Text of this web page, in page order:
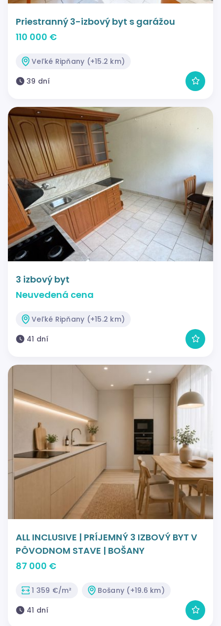
Priestranný 3-izbový byt s garážou
110 000 €
Veľké Ripňany (+15.2 km)
39 dní
3 izbový byt
Neuvedená cena
Veľké Ripňany (+15.2 km)
41 dní
ALL INCLUSIVE | PRÍJEMNÝ 3 IZBOVÝ BYT V
PÔVODNOM STAVE | BOŠANY
87 000 €
1 359 €/m²
Bošany (+19.6 km)
41 dní